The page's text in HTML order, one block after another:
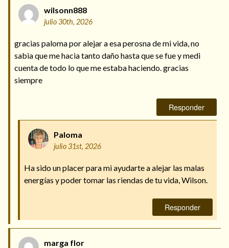
wilsonn888
julio 30th, 2026
gracias paloma por alejar a esa perosna de mi vida, no
sabia que me hacia tanto daño hasta que se fue y medi
cuenta de todo lo que me estaba haciendo. gracias
siempre
Responder
Paloma
julio 31st, 2026
Ha sido un placer para mi ayudarte a alejar las malas
energías y poder tomar las riendas de tu vida, Wilson.
Responder
marga flor